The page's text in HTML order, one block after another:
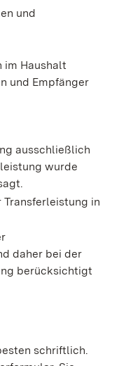
und
im Haushalt
und Empfänger
ausschließlich
wurde
Transferleistung in
daher bei der
berücksichtigt
schriftlich.